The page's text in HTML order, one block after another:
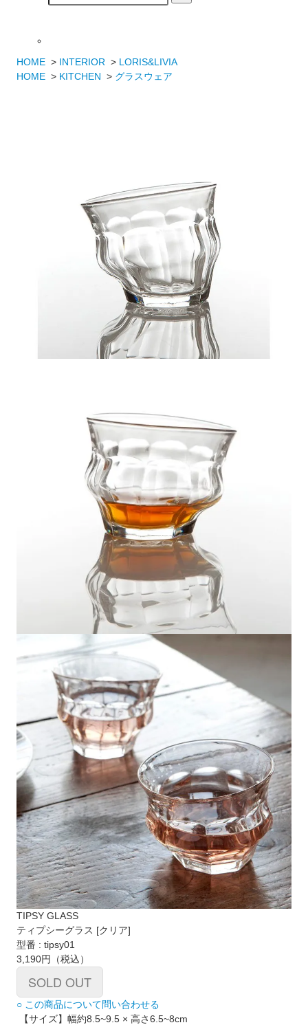
HOME > INTERIOR > LORIS&LIVIA
HOME > KITCHEN > グラスウェア
TIPSY GLASS
ティプシーグラス [クリア]
型番 : tipsy01
3,190円 （税込）
SOLD OUT
○ この商品について問い合わせる
【サイズ】幅約8.5~9.5 × 高さ6.5~8cm